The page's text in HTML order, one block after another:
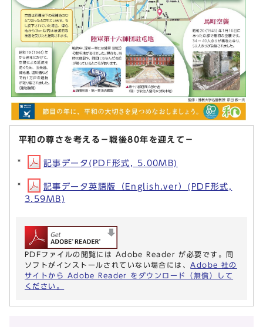
平和の尊さを考える－戦後80年を迎えて－
記事データ(PDF形式, 5.00MB)
記事データ英語版（English.ver）(PDF形式,
3.59MB)
PDFファイルの閲覧には Adobe Reader が必要です。同
ソフトがインストールされていない場合には、 Adobe 社の
サイトから Adobe Reader をダウンロード（無償）して
ください。